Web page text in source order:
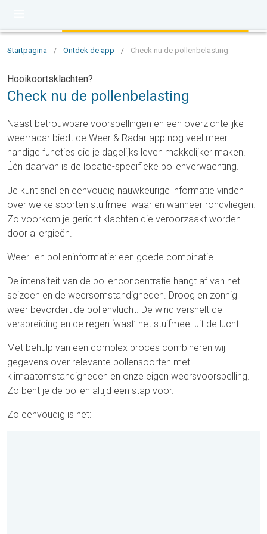
Startpagina / Ontdek de app / Check nu de pollenbelasting
Hooikoortsklachten?
Check nu de pollenbelasting
Naast betrouwbare voorspellingen en een overzichtelijke
weerradar biedt de Weer & Radar app nog veel meer
handige functies die je dagelijks leven makkelijker maken.
Één daarvan is de locatie-specifieke pollenverwachting.
Je kunt snel en eenvoudig nauwkeurige informatie vinden
over welke soorten stuifmeel waar en wanneer rondvliegen.
Zo voorkom je gericht klachten die veroorzaakt worden
door allergieën.
Weer- en polleninformatie: een goede combinatie
De intensiteit van de pollenconcentratie hangt af van het
seizoen en de weersomstandigheden. Droog en zonnig
weer bevordert de pollenvlucht. De wind versnelt de
verspreiding en de regen ‘wast’ het stuifmeel uit de lucht.
Met behulp van een complex proces combineren wij
gegevens over relevante pollensoorten met
klimaatomstandigheden en onze eigen weersvoorspelling.
Zo bent je de pollen altijd een stap voor.
Zo eenvoudig is het: